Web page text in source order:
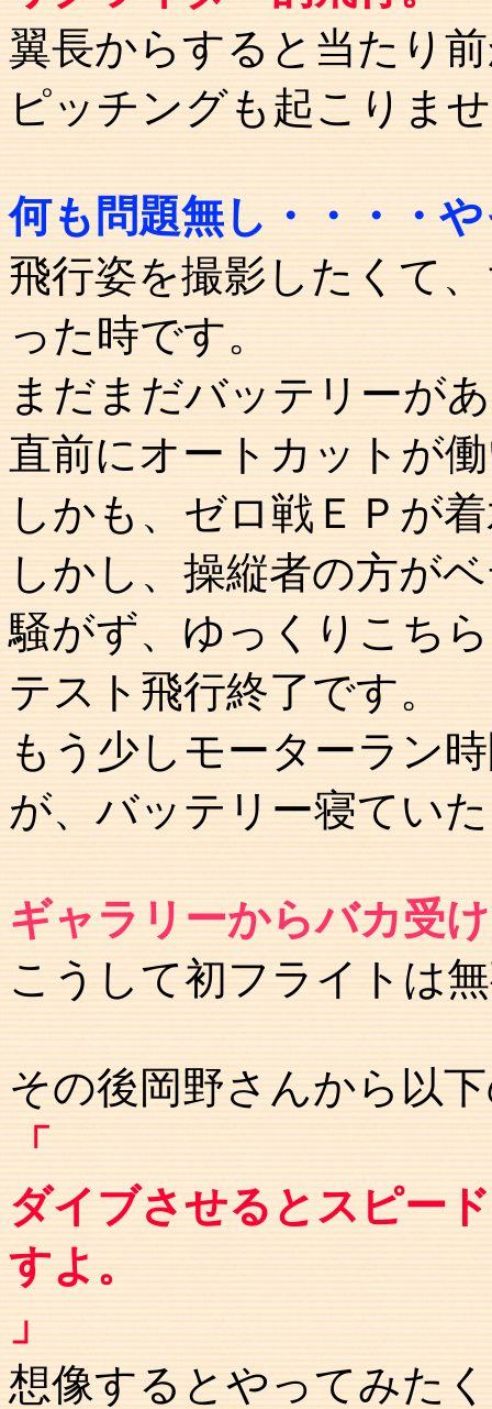
翼長からすると当たり
ピッチングも起こりま
何も問題無し・・・・
飛行姿を撮影したくて
った時です。
まだまだバッテリーが
直前にオートカットが
しかも、ゼロ戦ＥＰが
しかし、操縦者の方が
騒がず、ゆっくりこち
テスト飛行終了です。
もう少しモーターラン
が、バッテリー寝てい
ギャラリーからバカ受
こうして初フライトは
その後岡野さんから以
「
ダイブさせるとスピー
すよ。
」
想像するとやってみた